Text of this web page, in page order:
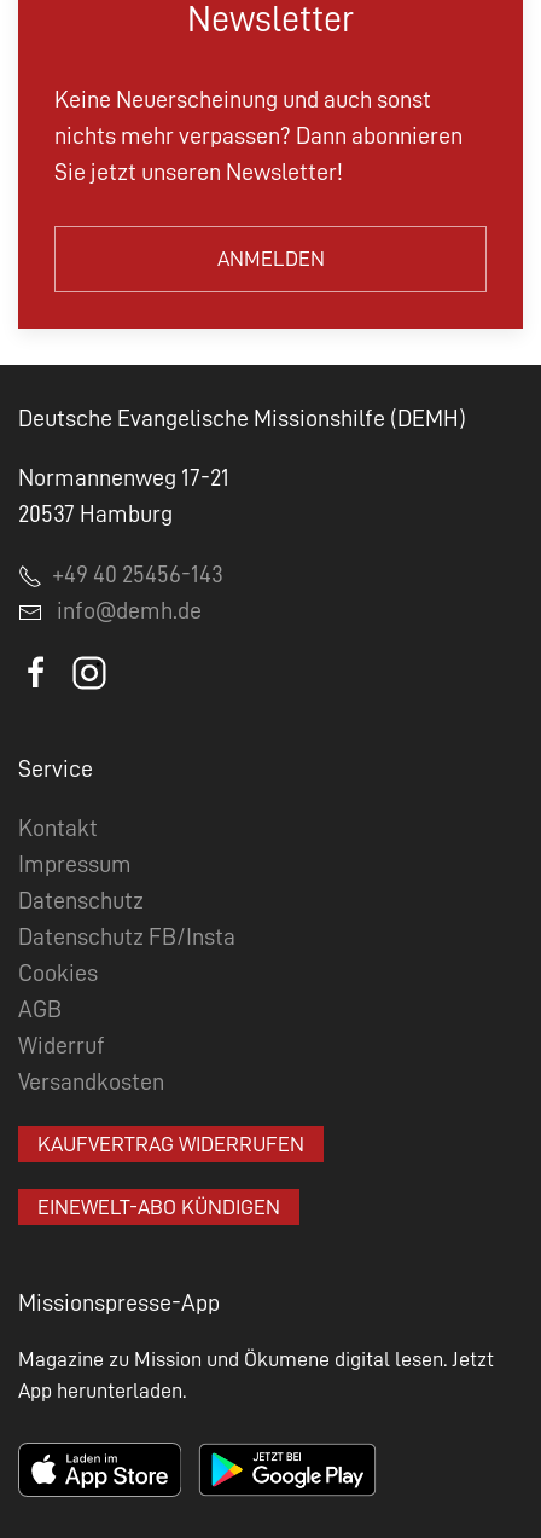
Newsletter
Keine Neuerscheinung und auch sonst
nichts mehr verpassen? Dann abonnieren
Sie jetzt unseren Newsletter!
ANMELDEN
Deutsche Evangelische Missionshilfe (DEMH)
Normannenweg 17-21
20537 Hamburg
+49 40 25456-143
info@demh.de
Service
Kontakt
Impressum
Datenschutz
Datenschutz FB/Insta
Cookies
AGB
Widerruf
Versandkosten
KAUFVERTRAG WIDERRUFEN
EINEWELT-ABO KÜNDIGEN
Missionspresse-App
Magazine zu Mission und Ökumene digital lesen. Jetzt
App herunterladen.